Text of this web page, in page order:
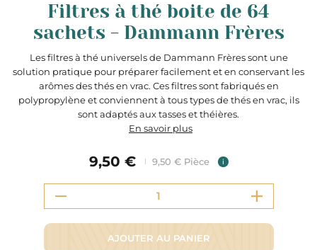
Filtres à thé boite de 64
sachets - Dammann Frères
Les filtres à thé universels de Dammann Frères sont une
solution pratique pour préparer facilement et en conservant les
arômes des thés en vrac. Ces filtres sont fabriqués en
polypropylène et conviennent à tous types de thés en vrac, ils
sont adaptés aux tasses et théières.
En savoir plus
9,50 € 9,50 € Pièce i
AJOUTER AU PANIER